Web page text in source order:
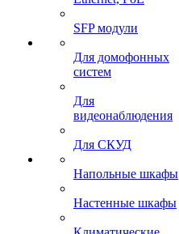
SFP модули
Для домофонных
систем
Для
видеонаблюдения
Для СКУД
Напольные шкафы
Настенные шкафы